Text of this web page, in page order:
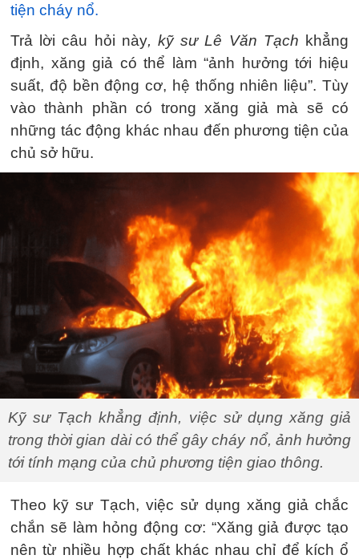
tiện cháy nổ.
Trả lời câu hỏi này, kỹ sư Lê Văn Tạch khẳng
định, xăng giả có thể làm “ảnh hưởng tới hiệu
suất, độ bền động cơ, hệ thống nhiên liệu”. Tùy
vào thành phần có trong xăng giả mà sẽ có
những tác động khác nhau đến phương tiện của
chủ sở hữu.
Kỹ sư Tạch khẳng định, việc sử dụng xăng giả
trong thời gian dài có thể gây cháy nổ, ảnh hưởng
tới tính mạng của chủ phương tiện giao thông.
Theo kỹ sư Tạch, việc sử dụng xăng giả chắc
chắn sẽ làm hỏng động cơ: “Xăng giả được tạo
nên từ nhiều hợp chất khác nhau chỉ để kích ổ